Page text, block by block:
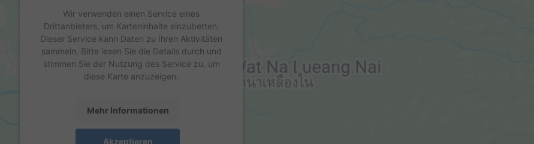
Wir verwenden einen Service eines
Drittanbieters, um Karteninhalte einzubetten.
Dieser Service kann Daten zu Ihren Aktivitäten
sammeln. Bitte lesen Sie die Details durch und
stimmen Sie der Nutzung des Service zu, um
diese Karte anzuzeigen.
Mehr Informationen
Akzeptieren